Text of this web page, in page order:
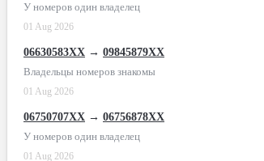
У номеров один владелец
01 Aug 2026
06630583XX → 09845879XX
Владельцы номеров знакомы
01 Aug 2026
06750707XX → 06756878XX
У номеров один владелец
01 Aug 2026